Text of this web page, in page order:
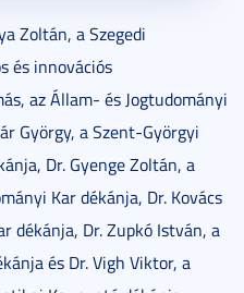
Zoltán, a Szegedi
és innovációs
az Állam- és Jogtudományi
György, a Szent-Györgyi
Dr. Gyenge Zoltán, a
Kar dékánja, Dr. Kovács
dékánja, Dr. Zupkó István, a
és Dr. Vigh Viktor, a